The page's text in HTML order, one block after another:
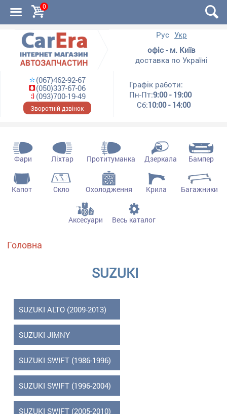
0
Рус Укр
офіс - м. Київ
доставка по Україні
(067)462-92-67
(050)337-67-06
(093)700-19-49
Зворотній дзвінок
Графік работи:
Пн-Пт:9:00 - 19:00
Сб:10:00 - 14:00
Фари Ліхтар Протитуманка Дзеркала Бампер
Капот Скло Охолодження Крила Багажники
Аксесуари Весь каталог
Ви є тут
Головна
SUZUKI
SUZUKI ALTO (2009-2013)
SUZUKI JIMNY
SUZUKI SWIFT (1986-1996)
SUZUKI SWIFT (1996-2004)
SUZUKI SWIFT (2005-2010)